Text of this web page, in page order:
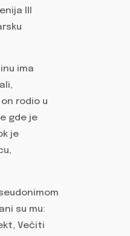
III
ima
rodio u
gde je
je
su mu:
Večiti